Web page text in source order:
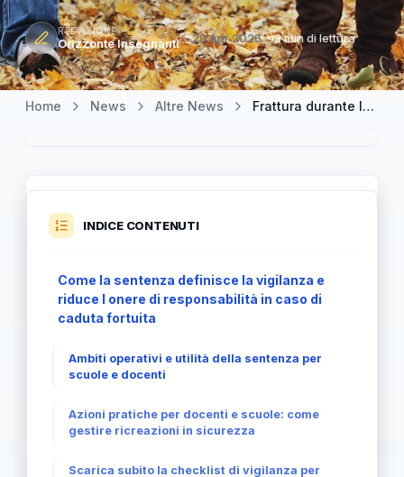
REDAZIONE
Orizzonte Insegnanti 28 Apr 2026 3 min di lettura
Home News Altre News Frattura durante la ricreazione: sentenza respinge i ricorsi dei genitori e definisce la caduta fortuita
INDICE CONTENUTI
Come la sentenza definisce la vigilanza e
riduce l onere di responsabilità in caso di
caduta fortuita
Ambiti operativi e utilità della sentenza per
scuole e docenti
Azioni pratiche per docenti e scuole: come
gestire ricreazioni in sicurezza
Scarica subito la checklist di vigilanza per